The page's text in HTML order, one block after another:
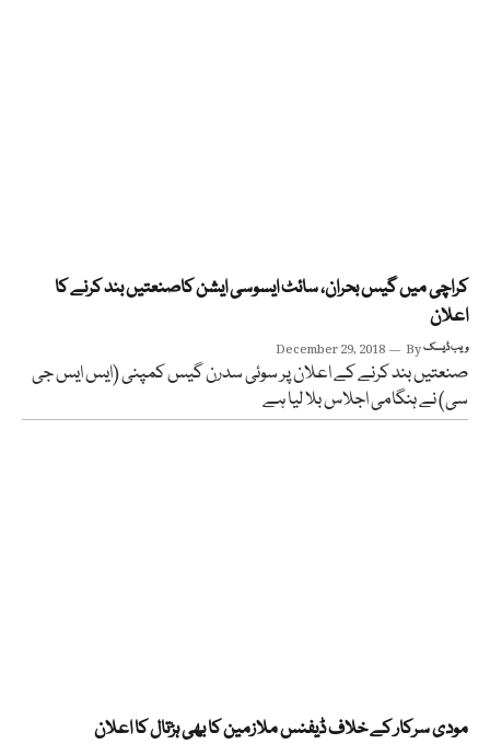
کراچی میں گیس بحران، سائٹ ایسوسی ایشن کاصنعتیں بند کرنے کا
اعلان
December 29, 2018 Byویب ڈیسک
صنعتیں بند کرنے کے اعلان پر سوئی سدرن گیس کمپنی (ایس ایس جی
سی) نے ہنگامی اجلاس بلا لیا ہے
مودی سرکار کے خلاف ڈیفنس ملازمین کا بھی ہڑتال کا اعلان